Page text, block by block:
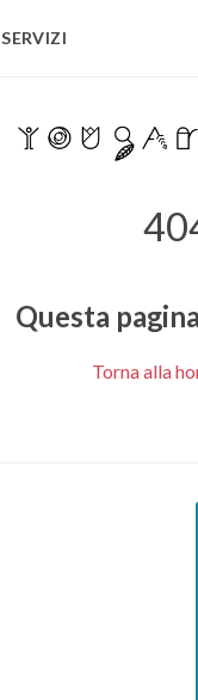
SERVIZI
Questa
Torna alla